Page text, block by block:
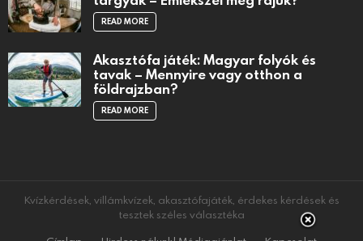
READ MORE
Akasztófa játék: Magyar folyók és
tavak – Mennyire vagy otthon a
földrajzban?
READ MORE
Kvízkérdések, villámkvízek, akasztófajáték, érdekes kérdések és
tesztek széles választéka